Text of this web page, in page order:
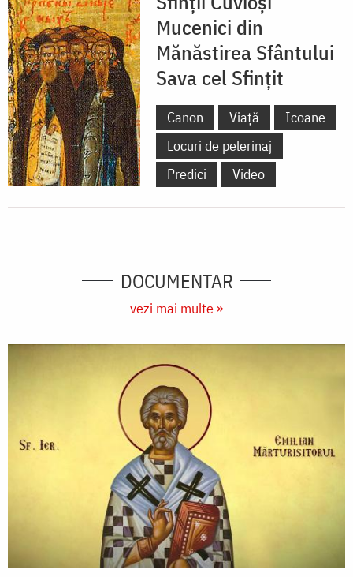
Mucenici din
Mănăstirea Sfântului
Sava cel Sfințit
Canon Viață
Icoane
Locuri de pelerinaj
Predici
Video
DOCUMENTAR
vezi mai multe »